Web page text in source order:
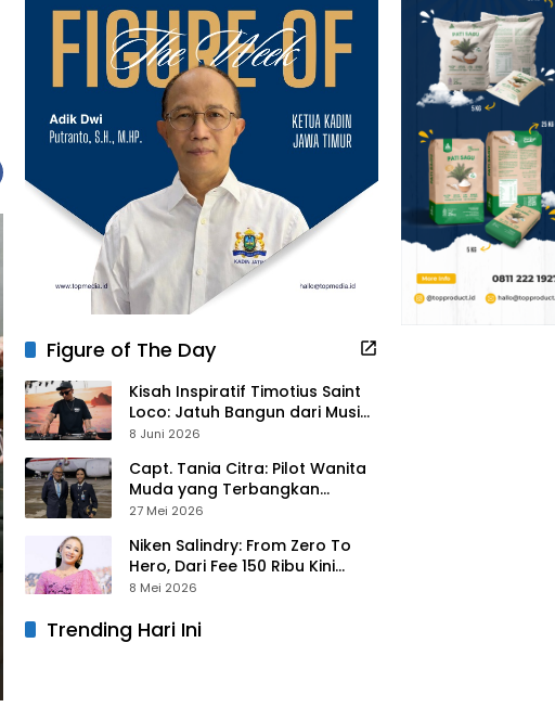
Figure of The Day
Kisah Inspiratif Timotius Saint
Loco: Jatuh Bangun dari Musik,
Pelayanan Pastor, hingga
8 Juni 2026
Capt. Tania Citra: Pilot Wanita
Muda yang Terbangkan
Pesawat Presiden Prabowo ke
27 Mei 2026
Niken Salindry: From Zero To
Hero, Dari Fee 150 Ribu Kini
Punya Aset Miliaran
8 Mei 2026
Trending Hari Ini